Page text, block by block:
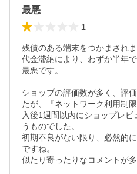
最悪
1
残債のある端末をつかまされま
代金滞納により、わずか半年
最悪です。
ショップの評価数が多く、評
たが、『ネットワーク利用制
入後1週間以内にショップレ
うものでした。
初期不良がない限り、必然的
ですね。
似たり寄ったりなコメントが多